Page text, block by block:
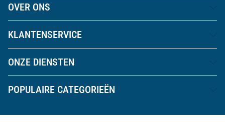
OVER ONS
KLANTENSERVICE
ONZE DIENSTEN
POPULAIRE CATEGORIEËN